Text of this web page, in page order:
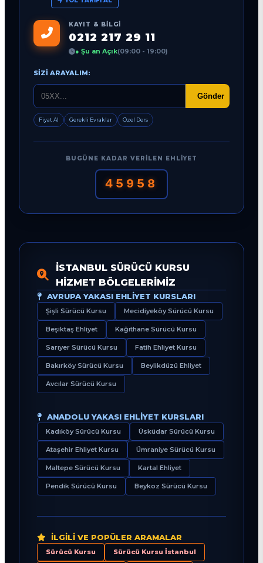
KAYIT & BILGI
0212 217 29 11
● Şu an Açık(09:00 - 19:00)
SIZI ARAYALIM:
Gönder
Fiyat Al Gerekli Evraklar Özel Ders
BUGÜNE KADAR VERILEN EHLIYET
45958
İSTANBUL SÜRÜCÜ KURSU
HIZMET BÖLGELERIMIZ
AVRUPA YAKASI EHLIYET KURSLARI
Şişli Sürücü Kursu Mecidiyeköy Sürücü Kursu
Beşiktaş Ehliyet Kağıthane Sürücü Kursu
Sarıyer Sürücü Kursu Fatih Ehliyet Kursu
Bakırköy Sürücü Kursu Beylikdüzü Ehliyet
Avcılar Sürücü Kursu
ANADOLU YAKASI EHLIYET KURSLARI
Kadıköy Sürücü Kursu Üsküdar Sürücü Kursu
Ataşehir Ehliyet Kursu Ümraniye Sürücü Kursu
Maltepe Sürücü Kursu Kartal Ehliyet
Pendik Sürücü Kursu Beykoz Sürücü Kursu
İLGILI VE POPÜLER ARAMALAR
Sürücü Kursu Sürücü Kursu İstanbul